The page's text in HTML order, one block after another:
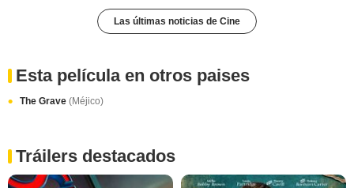
Las últimas noticias de Cine
Esta película en otros paises
The Grave (Méjico)
Tráilers destacados